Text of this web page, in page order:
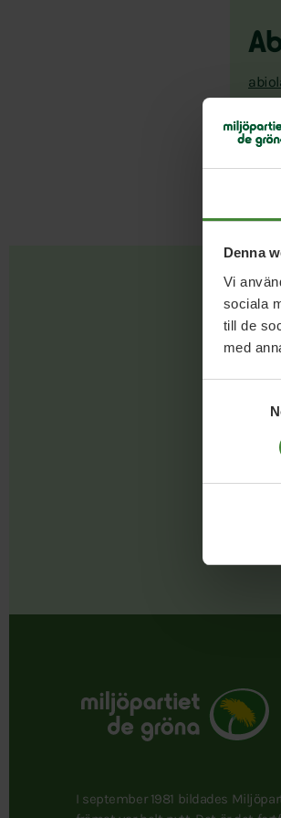
Denna
Vi
sociala
till de
med
I september 1981 bildades